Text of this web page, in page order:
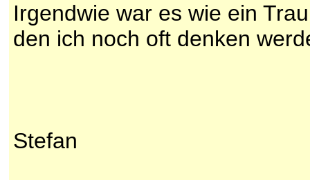
Irgendwie war es wie ein
den ich noch oft denken
Stefan